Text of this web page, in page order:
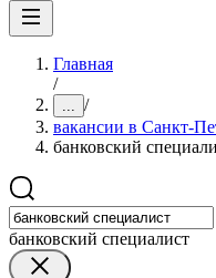
Главная
/
... /
вакансии в Санкт-
банковский
банковский специалист